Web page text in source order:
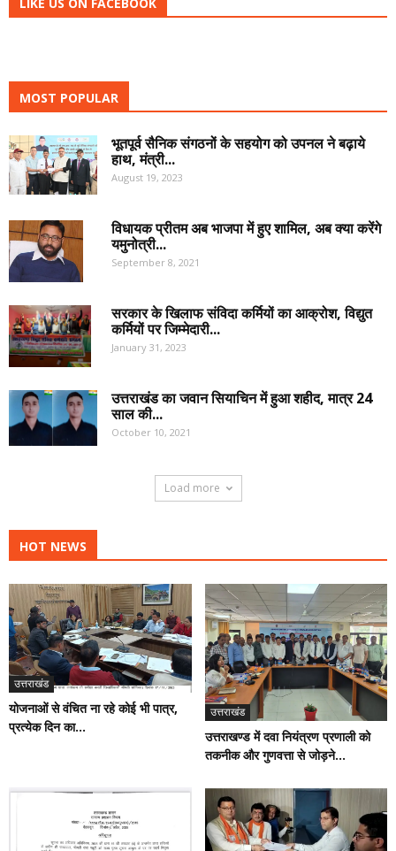
MOST POPULAR
भूतपूर्व सैनिक संगठनों के सहयोग को उपनल ने बढ़ाये
हाथ, मंत्री...
August 19, 2023
विधायक प्रीतम अब भाजपा में हुए शामिल, अब क्या करेंगे
यमुनोत्री...
September 8, 2021
सरकार के खिलाफ संविदा कर्मियों का आक्रोश, विद्युत
कर्मियों पर जिम्मेदारी...
January 31, 2023
उत्तराखंड का जवान सियाचिन में हुआ शहीद, मात्र 24
साल की...
October 10, 2021
Load more
HOT NEWS
उत्तराखंड
योजनाओं से वंचित ना रहे कोई भी पात्र,
प्रत्येक दिन का...
उत्तराखंड
उत्तराखण्ड में दवा नियंत्रण प्रणाली को
तकनीक और गुणवत्ता से जोड़ने...